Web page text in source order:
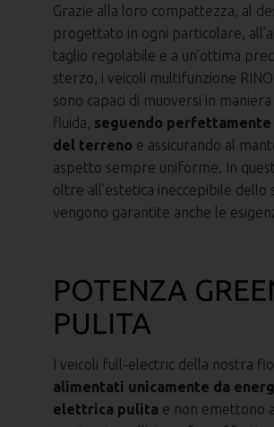
Grazie alla loro compattezza, al
progettato in ogni particolare,
taglio regolabile e a un’ottima
sterzo, i veicoli multifunzione
sono capaci di muoversi in
fluida, seguendo
del terreno e assicurando al
aspetto sempre uniforme. In
oltre all’estetica ineccepibile dello
vengono garantite anche le
POTENZA
PULITA
I veicoli full-electric della nostra
alimentati unicamente da
elettrica pulita e non emettono